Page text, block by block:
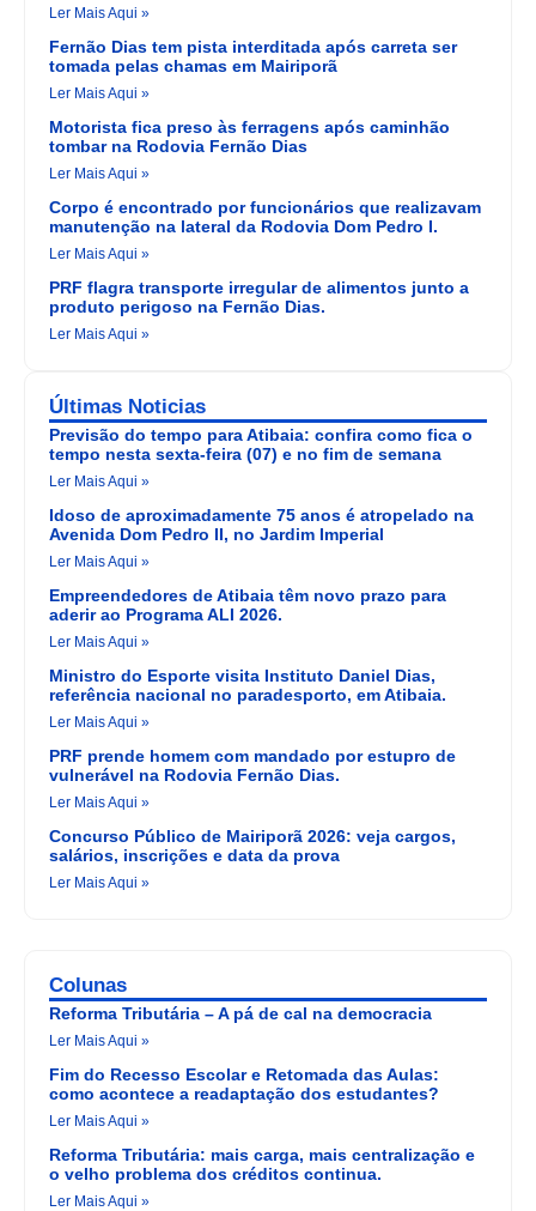
Ler Mais Aqui »
Fernão Dias tem pista interditada após carreta ser
tomada pelas chamas em Mairiporã
Ler Mais Aqui »
Motorista fica preso às ferragens após caminhão
tombar na Rodovia Fernão Dias
Ler Mais Aqui »
Corpo é encontrado por funcionários que realizavam
manutenção na lateral da Rodovia Dom Pedro I.
Ler Mais Aqui »
PRF flagra transporte irregular de alimentos junto a
produto perigoso na Fernão Dias.
Ler Mais Aqui »
Últimas Noticias
Previsão do tempo para Atibaia: confira como fica o
tempo nesta sexta-feira (07) e no fim de semana
Ler Mais Aqui »
Idoso de aproximadamente 75 anos é atropelado na
Avenida Dom Pedro II, no Jardim Imperial
Ler Mais Aqui »
Empreendedores de Atibaia têm novo prazo para
aderir ao Programa ALI 2026.
Ler Mais Aqui »
Ministro do Esporte visita Instituto Daniel Dias,
referência nacional no paradesporto, em Atibaia.
Ler Mais Aqui »
PRF prende homem com mandado por estupro de
vulnerável na Rodovia Fernão Dias.
Ler Mais Aqui »
Concurso Público de Mairiporã 2026: veja cargos,
salários, inscrições e data da prova
Ler Mais Aqui »
Colunas
Reforma Tributária – A pá de cal na democracia
Ler Mais Aqui »
Fim do Recesso Escolar e Retomada das Aulas:
como acontece a readaptação dos estudantes?
Ler Mais Aqui »
Reforma Tributária: mais carga, mais centralização e
o velho problema dos créditos continua.
Ler Mais Aqui »